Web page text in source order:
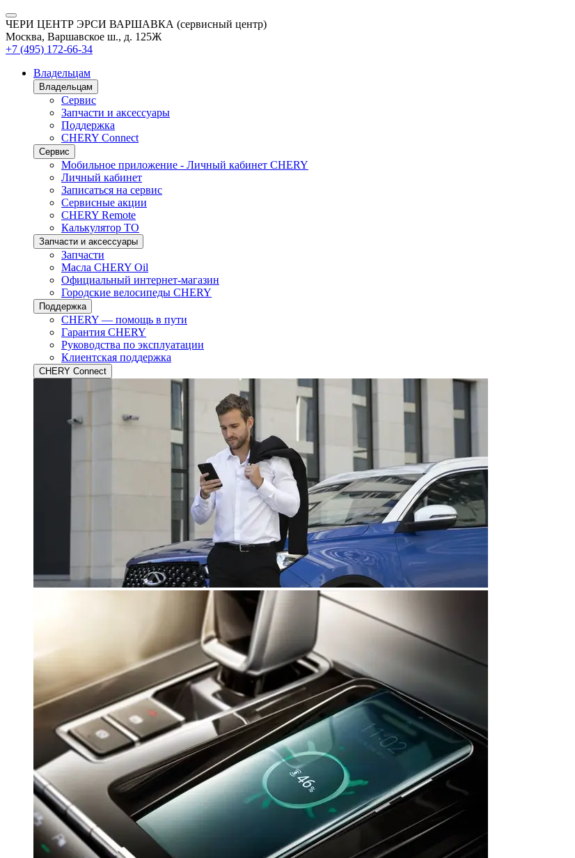
ЧЕРИ ЦЕНТР ЭРСИ ВАРШАВКА (сервисный центр)
Москва, Варшавское ш., д. 125Ж
+7 (495) 172-66-34
Владельцам
Владельцам
Сервис
Запчасти и аксессуары
Поддержка
CHERY Connect
Сервис
Мобильное приложение - Личный кабинет CHERY
Личный кабинет
Записаться на сервис
Сервисные акции
CHERY Remote
Калькулятор ТО
Запчасти и аксессуары
Запчасти
Масла CHERY Oil
Официальный интернет-магазин
Городские велосипеды CHERY
Поддержка
CHERY — помощь в пути
Гарантия CHERY
Руководства по эксплуатации
Клиентская поддержка
CHERY Connect